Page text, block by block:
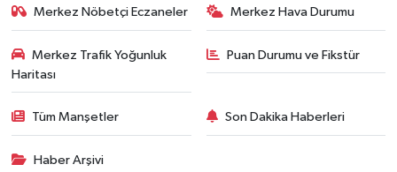
Merkez Nöbetçi Eczaneler Merkez Hava Durumu
Merkez Trafik Yoğunluk
Haritası
Puan Durumu ve Fikstür
Tüm Manşetler Son Dakika Haberleri
Haber Arşivi